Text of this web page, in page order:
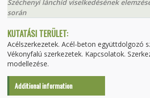
Széchenyi lánchíd viselkedésének
során
KUTATÁSI TERÜLET:
Acélszerkezetek. Acél-beton együttdolgozó
Vékonyfalú szerkezetek. Kapcsolatok.
modellezése.
Additional information